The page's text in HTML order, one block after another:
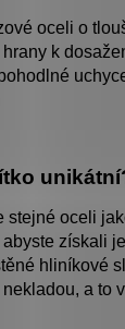
oceli o
k
stejné oceli
získali
hliníkové
a to